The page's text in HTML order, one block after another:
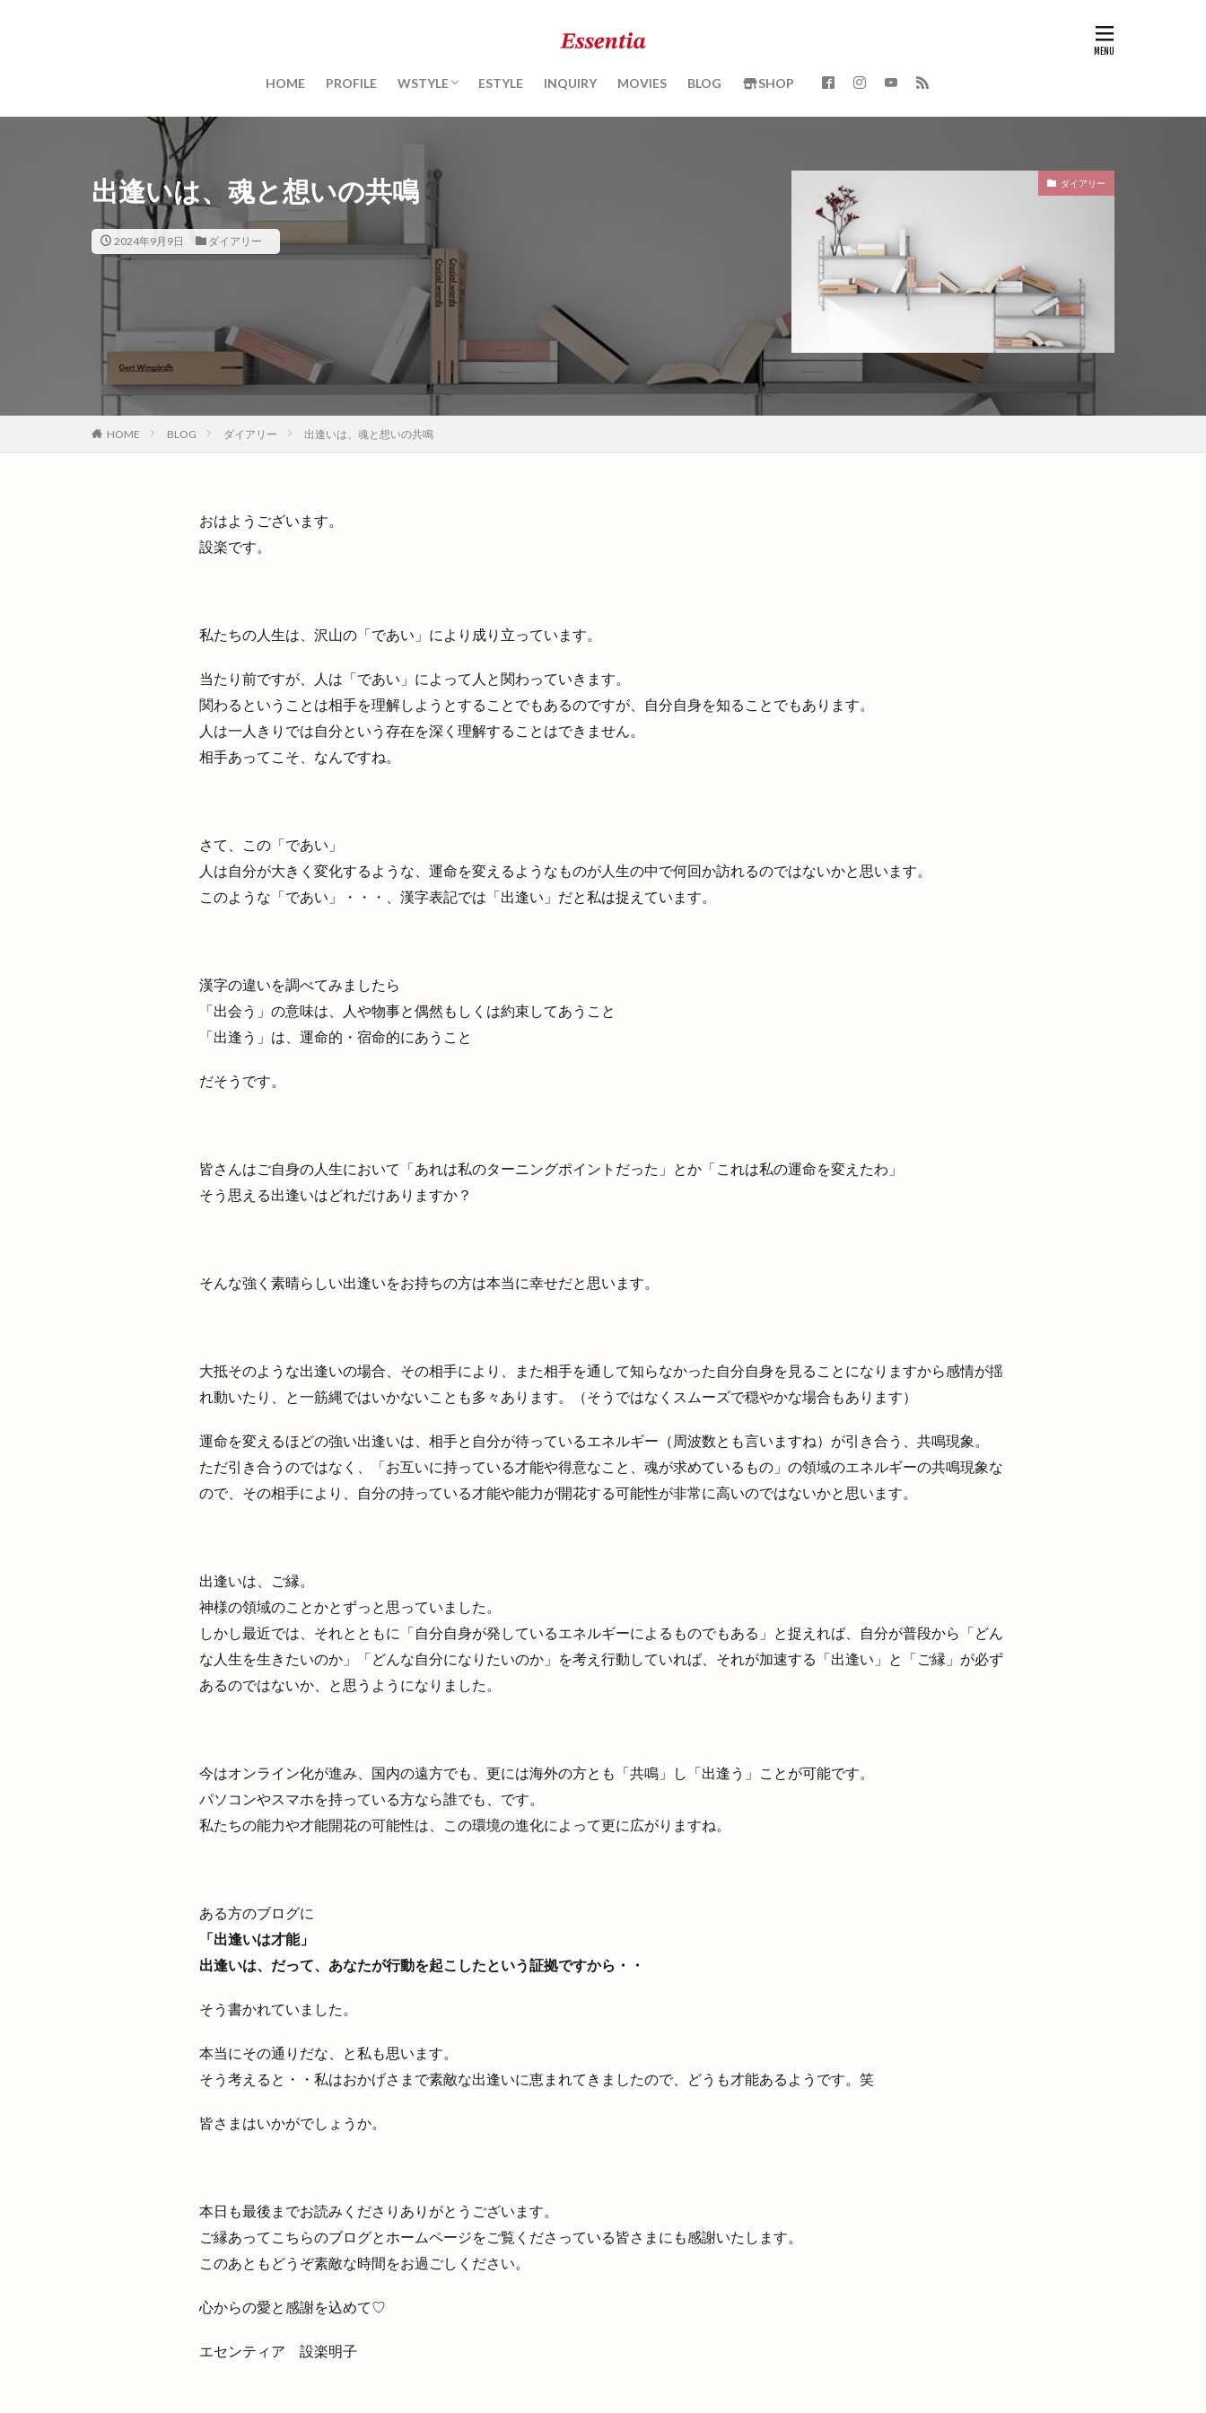
HOME PROFILE WSTYLE
ENRICHMENT PROGRAM
ESSENTIA BLOOM
KIMONO BEAUTY
ESTYLE INQUIRY MOVIES BLOG SHOP
出逢いは、魂と想いの共鳴
2024年9月9日 ダイアリー
ダイアリー
HOME BLOG ダイアリー 出逢いは、魂と想いの共鳴
おはようございます。
設楽です。
私たちの人生は、沢山の「であい」により成り立っています。
当たり前ですが、人は「であい」によって人と関わっていきます。
関わるということは相手を理解しようとすることでもあるのですが、自分自身を知ることでもあります。
人は一人きりでは自分という存在を深く理解することはできません。
相手あってこそ、なんですね。
さて、この「であい」
人は自分が大きく変化するような、運命を変えるようなものが人生の中で何回か訪れるのではないかと思います。
このような「であい」・・・、漢字表記では「出逢い」だと私は捉えています。
漢字の違いを調べてみましたら
「出会う」の意味は、人や物事と偶然もしくは約束してあうこと
「出逢う」は、運命的・宿命的にあうこと
だそうです。
皆さんはご自身の人生において「あれは私のターニングポイントだった」とか「これは私の運命を変えたわ」
そう思える出逢いはどれだけありますか？
そんな強く素晴らしい出逢いをお持ちの方は本当に幸せだと思います。
大抵そのような出逢いの場合、その相手により、また相手を通して知らなかった自分自身を見ることになりますから感情が揺
れ動いたり、と一筋縄ではいかないことも多々あります。（そうではなくスムーズで穏やかな場合もあります）
運命を変えるほどの強い出逢いは、相手と自分が待っているエネルギー（周波数とも言いますね）が引き合う、共鳴現象。
ただ引き合うのではなく、「お互いに持っている才能や得意なこと、魂が求めているもの」の領域のエネルギーの共鳴現象な
ので、その相手により、自分の持っている才能や能力が開花する可能性が非常に高いのではないかと思います。
出逢いは、ご縁。
神様の領域のことかとずっと思っていました。
しかし最近では、それとともに「自分自身が発しているエネルギーによるものでもある」と捉えれば、自分が普段から「どん
な人生を生きたいのか」「どんな自分になりたいのか」を考え行動していれば、それが加速する「出逢い」と「ご縁」が必ず
あるのではないか、と思うようになりました。
今はオンライン化が進み、国内の遠方でも、更には海外の方とも「共鳴」し「出逢う」ことが可能です。
パソコンやスマホを持っている方なら誰でも、です。
私たちの能力や才能開花の可能性は、この環境の進化によって更に広がりますね。
ある方のブログに
「出逢いは才能」
出逢いは、だって、あなたが行動を起こしたという証拠ですから・・
そう書かれていました。
本当にその通りだな、と私も思います。
そう考えると・・私はおかげさまで素敵な出逢いに恵まれてきましたので、どうも才能あるようです。笑
皆さまはいかがでしょうか。
本日も最後までお読みくださりありがとうございます。
ご縁あってこちらのブログとホームページをご覧くださっている皆さまにも感謝いたします。
このあともどうぞ素敵な時間をお過ごしください。
心からの愛と感謝を込めて♡
エセンティア 設楽明子